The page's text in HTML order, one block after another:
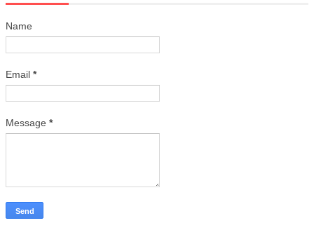
Name
Email *
Message *